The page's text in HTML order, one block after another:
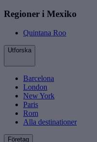
Regioner i Mexiko
Quintana Roo
Utforska
Barcelona
London
New York
Paris
Rom
Alla destinationer
Företag